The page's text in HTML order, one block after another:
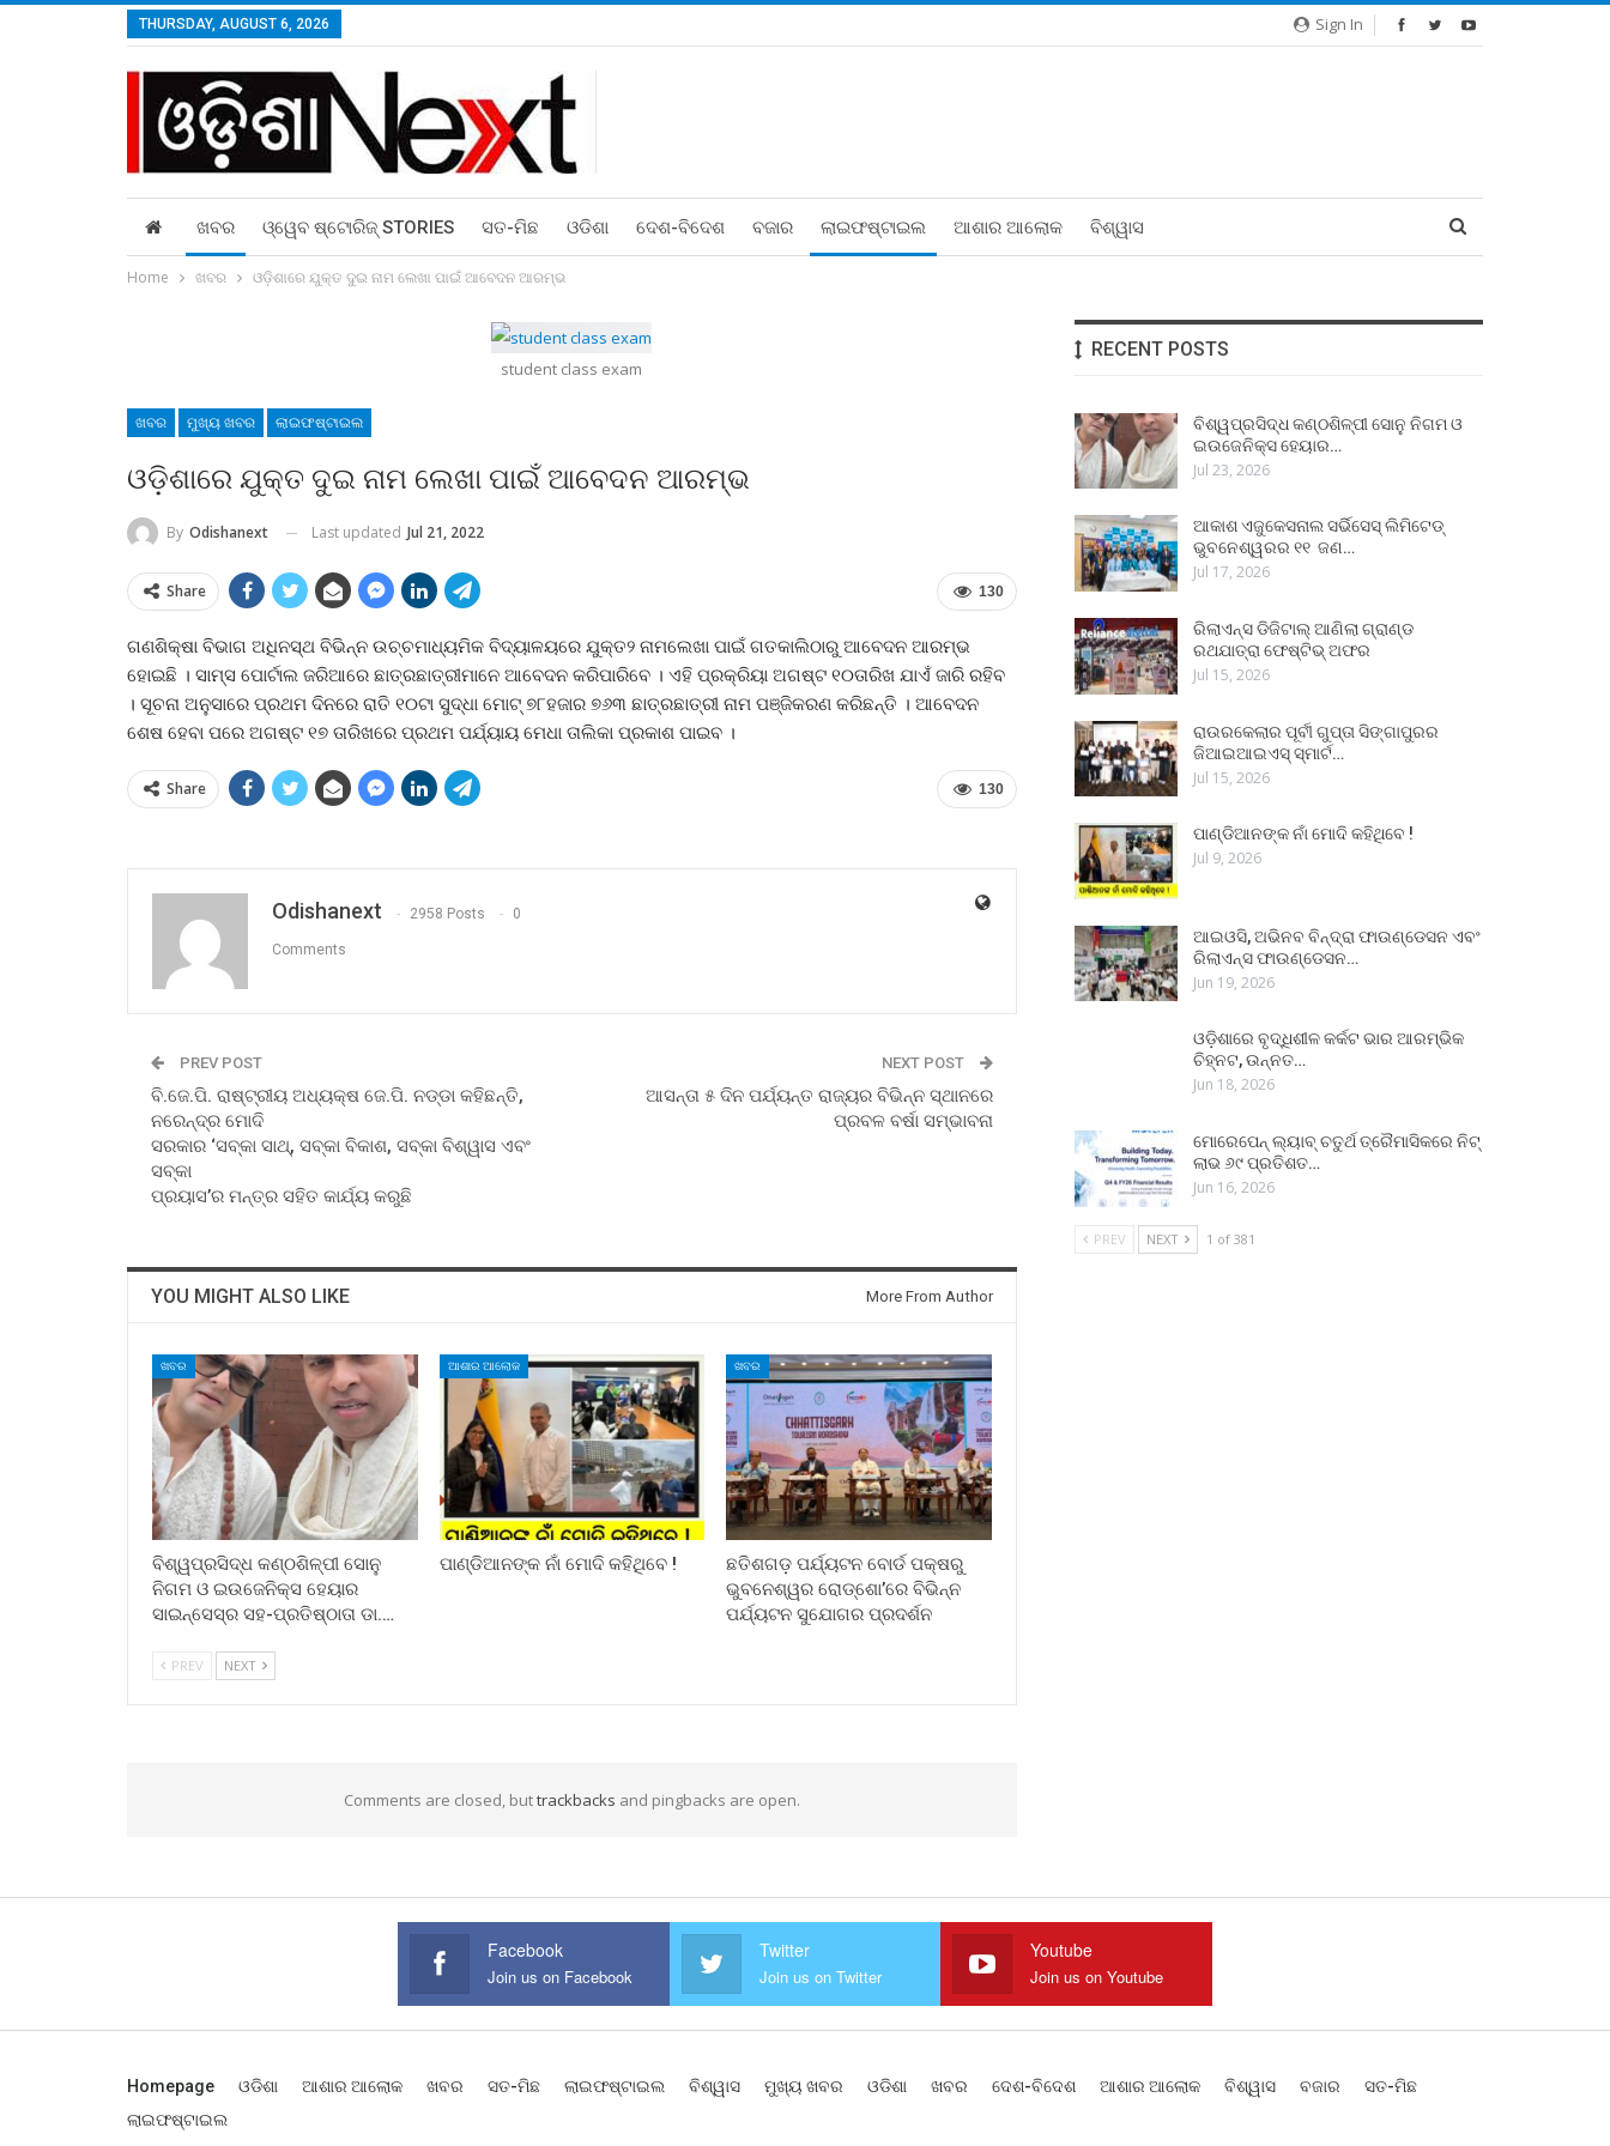
Sign In
THURSDAY, AUGUST 6, 2026
ଖବର ଓ୍ୱେବ ଷ୍ଟୋରିଜ୍‌ STORIES ସତ-ମିଛ ଓଡିଶା ଦେଶ-ବିଦେଶ ବଜାର ଲାଇଫଷ୍ଟାଇଲ ଆଶାର ଆଲୋକ ବିଶ୍ୱାସ
Home ଖବର ଓଡ଼ିଶାରେ ଯୁକ୍ତ ଦୁଇ ନାମ ଲେଖା ପାଇଁ ଆବେଦନ ଆରମ୍ଭ
student class exam
ଖବର ମୁଖ୍ୟ ଖବର ଲାଇଫଷ୍ଟାଇଲ
ଓଡ଼ିଶାରେ ଯୁକ୍ତ ଦୁଇ ନାମ ଲେଖା ପାଇଁ ଆବେଦନ ଆରମ୍ଭ
By Odishanext Last updated Jul 21, 2022
130
Share
ଗଣଶିକ୍ଷା ବିଭାଗ ଅଧିନସ୍ଥ ବିଭିନ୍ନ ଉଚ୍ଚମାଧ୍ୟମିକ ବିଦ୍ୟାଳୟରେ ଯୁକ୍ତ୨ ନାମଲେଖା ପାଇଁ ଗତକାଲିଠାରୁ ଆବେଦନ ଆରମ୍ଭ
ହୋଇଛି । ସାମ୍‍ସ ପୋର୍ଟାଲ ଜରିଆରେ ଛାତ୍ରଛାତ୍ରୀମାନେ ଆବେଦନ କରିପାରିବେ । ଏହି ପ୍ରକ୍ରିୟା ଅଗଷ୍ଟ ୧୦ତାରିଖ ଯାଏଁ ଜାରି ରହିବ
। ସୂଚନା ଅନୁସାରେ ପ୍ରଥମ ଦିନରେ ରାତି ୧୦ଟା ସୁଦ୍ଧା ମୋଟ୍‍ ୭୮ହଜାର ୭୬୩ ଛାତ୍ରଛାତ୍ରୀ ନାମ ପଞ୍ଜିକରଣ କରିଛନ୍ତି । ଆବେଦନ
ଶେଷ ହେବା ପରେ ଅଗଷ୍ଟ ୧୭ ତାରିଖରେ ପ୍ରଥମ ପର୍ଯ୍ୟାୟ ମେଧା ତାଲିକା ପ୍ରକାଶ ପାଇବ ।
130
Share
Odishanext 2958 Posts 0
Comments
PREV POST
ବି.ଜେ.ପି. ରାଷ୍ଟ୍ରୀୟ ଅଧ୍ୟକ୍ଷ ଜେ.ପି. ନଡ୍ଡା କହିଛନ୍ତି,
ନରେନ୍ଦ୍ର ମୋଦି
ସରକାର ‘ସବ୍‍କା ସାଥ୍‍, ସବ୍‍କା ବିକାଶ, ସବ୍‍କା ବିଶ୍ୱାସ ଏବଂ
ସବ୍‍କା
ପ୍ରୟାସ’ର ମନ୍ତ୍ର ସହିତ କାର୍ଯ୍ୟ କରୁଛି
NEXT POST
ଆସନ୍ତା ୫ ଦିନ ପର୍ଯ୍ୟନ୍ତ ରାଜ୍ୟର ବିଭିନ୍ନ ସ୍ଥାନରେ
ପ୍ରବଳ ବର୍ଷା ସମ୍ଭାବନା
YOU MIGHT ALSO LIKE More From Author
ଖବର
ବିଶ୍ୱପ୍ରସିଦ୍ଧ କଣ୍ଠଶିଳ୍ପୀ ସୋନୁ
ନିଗମ ଓ ଇଉଜେନିକ୍ସ ହେୟାର
ସାଇନ୍ସେସ୍ର ସହ-ପ୍ରତିଷ୍ଠାତା ଡା.…
ଆଶାର ଆଲୋକ
ପାଣ୍ଡିଆନଙ୍କ ନାଁ ମୋଦି କହିଥିବେ !
ଖବର
ଛତିଶଗଡ଼ ପର୍ଯ୍ୟଟନ ବୋର୍ଡ ପକ୍ଷରୁ
ଭୁବନେଶ୍ୱର ରୋଡ୍‌ଶୋ’ରେ ବିଭିନ୍ନ
ପର୍ଯ୍ୟଟନ ସୁଯୋଗର ପ୍ରଦର୍ଶନ
PREV NEXT
Comments are closed, buttrackbacks and pingbacks are open.
RECENT POSTS
ବିଶ୍ୱପ୍ରସିଦ୍ଧ କଣ୍ଠଶିଳ୍ପୀ ସୋନୁ ନିଗମ ଓ
ଇଉଜେନିକ୍ସ ହେୟାର…
Jul 23, 2026
ଆକାଶ ଏଜୁକେସନାଲ ସର୍ଭିସେସ୍ ଲିମିଟେଡ୍
ଭୁବନେଶ୍ୱରର ୧୧ ଜଣ…
Jul 17, 2026
ରିଲାଏନ୍ସ ଡିଜିଟାଲ୍ ଆଣିଲା ଗ୍ରାଣ୍ଡ
ରଥଯାତ୍ରା ଫେଷ୍ଟିଭ୍ ଅଫର
Jul 15, 2026
ରାଉରକେଲାର ପୂର୍ବୀ ଗୁପ୍ତା ସିଙ୍ଗାପୁରର
ଜିଆଇଆଇଏସ୍ ସ୍ମାର୍ଟ…
Jul 15, 2026
ପାଣ୍ଡିଆନଙ୍କ ନାଁ ମୋଦି କହିଥିବେ !
Jul 9, 2026
ଆଇଓସି, ଅଭିନବ ବିନ୍ଦ୍ରା ଫାଉଣ୍ଡେସନ ଏବଂ
ରିଲାଏନ୍ସ ଫାଉଣ୍ଡେସନ…
Jun 19, 2026
ଓଡ଼ିଶାରେ ବୃଦ୍ଧିଶୀଳ କର୍କଟ ଭାର ଆରମ୍ଭିକ
ଚିହ୍ନଟ, ଉନ୍ନତ…
Jun 18, 2026
ମୋରେପେନ୍ ଲ୍ୟାବ୍ ଚତୁର୍ଥ ତ୍ରୈମାସିକରେ ନିଟ୍
ଲାଭ ୬୯ ପ୍ରତିଶତ…
Jun 16, 2026
PREV NEXT 1 of 381
Facebook
Join us on Facebook
Twitter
Join us on Twitter
Youtube
Join us on Youtube
Homepage ଓଡିଶା ଆଶାର ଆଲୋକ ଖବର ସତ-ମିଛ ଲାଇଫଷ୍ଟାଇଲ ବିଶ୍ୱାସ ମୁଖ୍ୟ ଖବର ଓଡିଶା ଖବର ଦେଶ-ବିଦେଶ ଆଶାର ଆଲୋକ ବିଶ୍ୱାସ ବଜାର
ସତ-ମିଛ
ଲାଇଫଷ୍ଟାଇଲ